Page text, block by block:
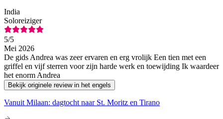
India
Soloreiziger
5/5
Mei 2026
De gids Andrea was zeer ervaren en erg vrolijk Een tien met een
griffel en vijf sterren voor zijn harde werk en toewijding Ik waardeer
het enorm Andrea
Bekijk originele review in het engels
Vanuit Milaan: dagtocht naar St. Moritz en Tirano